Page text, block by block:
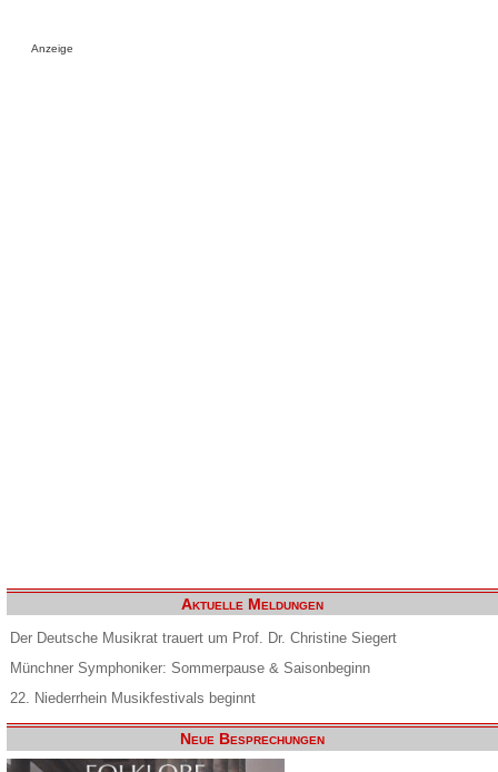
Anzeige
Aktuelle Meldungen
Der Deutsche Musikrat trauert um Prof. Dr. Christine Siegert
Münchner Symphoniker: Sommerpause & Saisonbeginn
22. Niederrhein Musikfestivals beginnt
Neue Besprechungen